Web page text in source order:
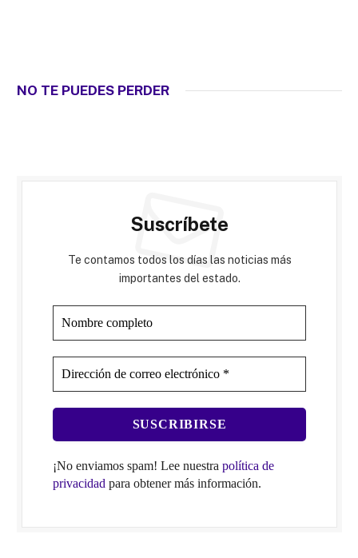
NO TE PUEDES PERDER
Suscríbete
Te contamos todos los días las noticias más
importantes del estado.
¡No enviamos spam! Lee nuestra política de
privacidad para obtener más información.